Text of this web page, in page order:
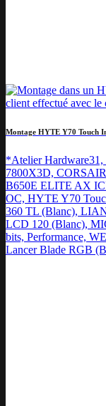
Montage HYTE Y70 Touch
*Atelier
7800X3D,
B650E ELITE AX
OC, HYTE Y70
360 TL (Blanc),
LCD 120 (Blanc),
bits, Performance,
Lancer Blade RGB